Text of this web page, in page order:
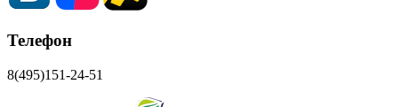
Телефон
8(495)151-24-51